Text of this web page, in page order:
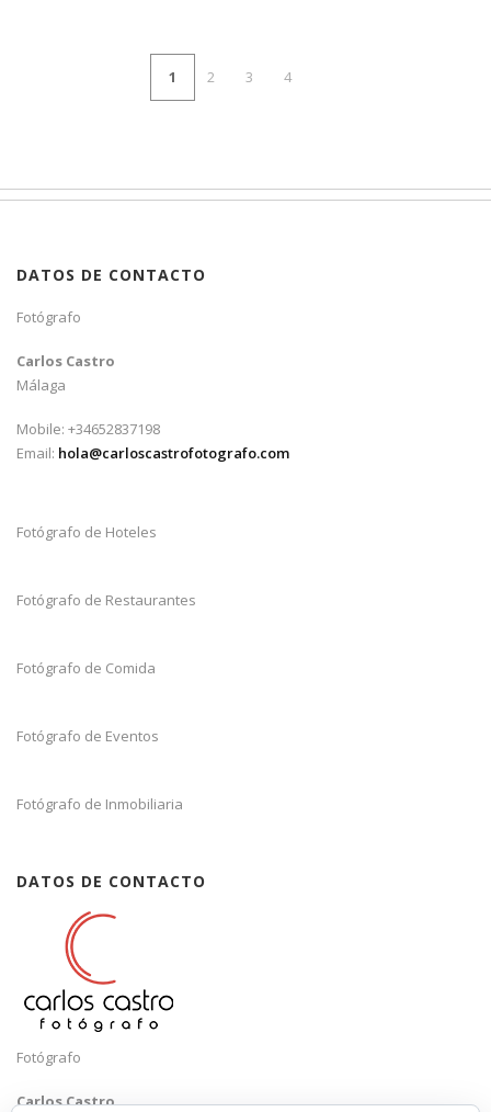
1 2 3 4
DATOS DE CONTACTO
Fotógrafo
Carlos Castro
Málaga
Mobile: +34652837198
Email: hola@carloscastrofotografo.com
Fotógrafo de Hoteles
Fotógrafo de Restaurantes
Fotógrafo de Comida
Fotógrafo de Eventos
Fotógrafo de Inmobiliaria
DATOS DE CONTACTO
Fotógrafo
Carlos Castro